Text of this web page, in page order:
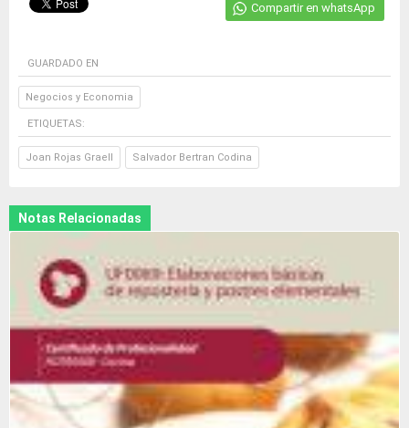
Compartir en whatsApp
GUARDADO EN
Negocios y Economia
ETIQUETAS:
Joan Rojas Graell Salvador Bertran Codina
Notas Relacionadas